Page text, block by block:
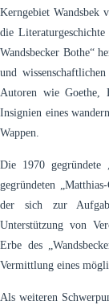
Kerngebiet Wandsbek
die
Wandsbecker Bothe“
und
Autoren wie Goethe,
Insignien eines
Wappen.
Die 1970 gegründete
gegründeten
der sich zur
Unterstützung von
Erbe des
Vermittlung eines
Als weiteren